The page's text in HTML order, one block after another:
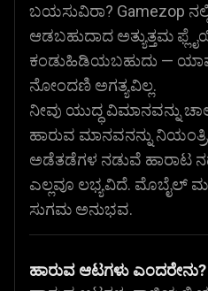
ಬಯಸುವಿರಾ? Gamezop
ಆಡಬಹುದಾದ ಅತ್ಯುತ್ತಮ
ಕಂಡುಹಿಡಿಯಬಹುದು —
ನೋಂದಣಿ ಅಗತ್ಯವಿಲ್ಲ.
ನೀವು ಯುದ್ಧ ವಿಮಾನವನ್ನು
ಹಾರುವ ಮಾನವನನ್ನು
ಅಡೆತಡೆಗಳ ನಡುವೆ ಹಾರಾಟ
ಎಲ್ಲವೂ ಲಭ್ಯವಿದೆ. ಮೊಬೈಲ್
ಸುಗಮ ಅನುಭವ.
ಹಾರುವ ಆಟಗಳು